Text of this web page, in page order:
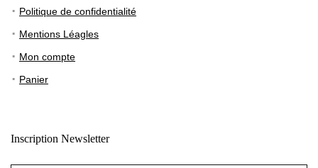
Politique de confidentialité
Mentions Léagles
Mon compte
Panier
Inscription Newsletter